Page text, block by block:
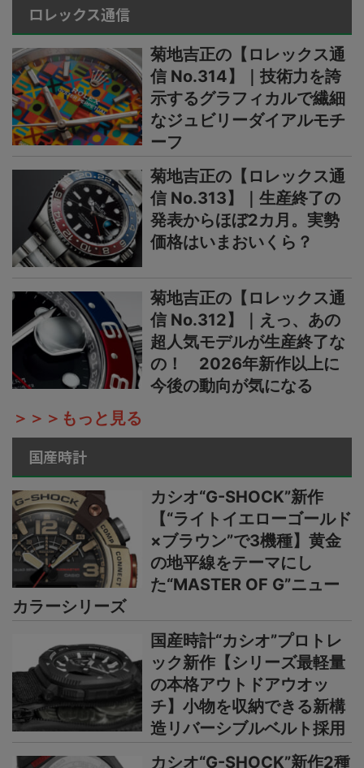
ロレックス通信
菊地吉正の【ロレックス通
信 No.314】｜技術力を誇
示するグラフィカルで繊細
なジュビリーダイアルモチ
ーフ
菊地吉正の【ロレックス通
信 No.313】｜生産終了の
発表からほぼ2カ月。実勢
価格はいまおいくら？
菊地吉正の【ロレックス通
信 No.312】｜えっ、あの
超人気モデルが生産終了な
の！ 2026年新作以上に
今後の動向が気になる
＞＞＞もっと見る
国産時計
カシオ“G-SHOCK”新作
【“ライトイエローゴールド
×ブラウン”で3機種】黄金
の地平線をテーマにし
た“MASTER OF G”ニュー
カラーシリーズ
国産時計“カシオ”プロトレ
ック新作【シリーズ最軽量
の本格アウトドアウオッ
チ】小物を収納できる新構
造リバーシブルベルト採用
カシオ“G-SHOCK”新作2種